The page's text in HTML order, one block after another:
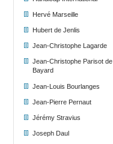
Hervé Marseille
Hubert de Jenlis
Jean-Christophe Lagarde
Jean-Christophe Parisot de
Bayard
Jean-Louis Bourlanges
Jean-Pierre Pernaut
Jérémy Stravius
Joseph Daul